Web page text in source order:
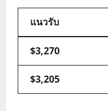
แนวรับ
$3,270
$3,205